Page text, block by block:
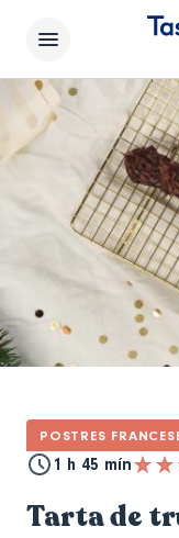
POSTRES
1 h 45 mín
Tarta de